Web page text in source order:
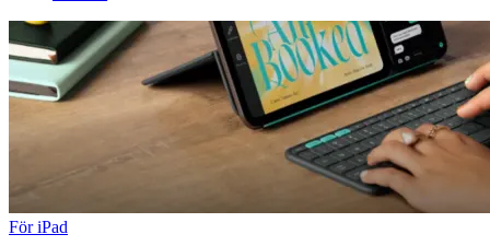
För iPad